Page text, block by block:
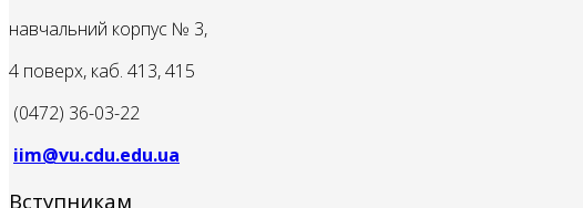
навчальний корпус № 3,
4 поверх, каб. 413, 415
(0472) 36-03-22
iim@vu.cdu.edu.ua
Вступникам